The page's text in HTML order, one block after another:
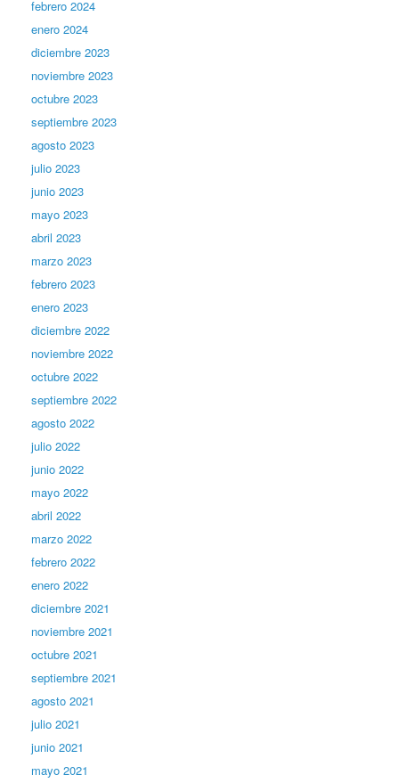
febrero 2024
enero 2024
diciembre 2023
noviembre 2023
octubre 2023
septiembre 2023
agosto 2023
julio 2023
junio 2023
mayo 2023
abril 2023
marzo 2023
febrero 2023
enero 2023
diciembre 2022
noviembre 2022
octubre 2022
septiembre 2022
agosto 2022
julio 2022
junio 2022
mayo 2022
abril 2022
marzo 2022
febrero 2022
enero 2022
diciembre 2021
noviembre 2021
octubre 2021
septiembre 2021
agosto 2021
julio 2021
junio 2021
mayo 2021